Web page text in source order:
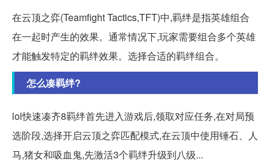
在云顶之弈(Teamfight Tactics,TFT)中,羁绊是指英雄组合
在一起时产生的效果。通常情况下,玩家需要组合多个英雄
才能触发特定的羁绊效果。选择合适的羁绊组合。
怎么凑羁绊?
lol快速凑齐8羁绊首先进入游戏后,领取对应任务,在对局预
选阶段,选择开启云顶之弈匹配模式,在云顶中使用锤石、人
马,猪女和吸血鬼,先激活3个羁绊升级到八级...